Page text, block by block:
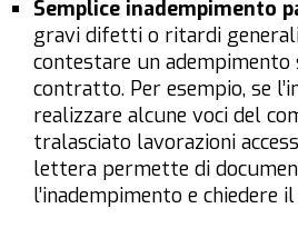
Semplice inadempimento
gravi difetti o ritardi
contestare un
contratto. Per esempio, se
realizzare alcune voci del
tralasciato lavorazioni
lettera permette di
l’inadempimento e chiedere